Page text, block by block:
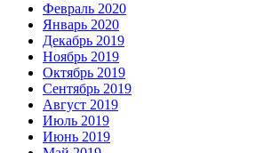
Февраль 2020
Январь 2020
Декабрь 2019
Ноябрь 2019
Октябрь 2019
Сентябрь 2019
Август 2019
Июль 2019
Июнь 2019